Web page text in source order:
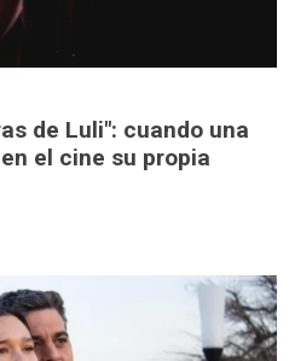
de Luli": cuando una
el cine su propia